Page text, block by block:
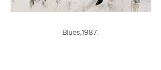
Blues,1987.